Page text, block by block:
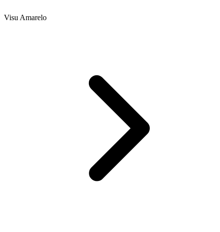
Visu Amarelo